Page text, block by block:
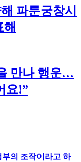
파룬궁창시
만나 행운…
요!”
의 조작이라고 하